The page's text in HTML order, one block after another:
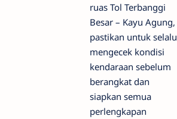
ruas Tol Terbanggi
Besar – Kayu Agung,
pastikan untuk selalu
mengecek kondisi
kendaraan sebelum
berangkat dan
siapkan semua
perlengkapan